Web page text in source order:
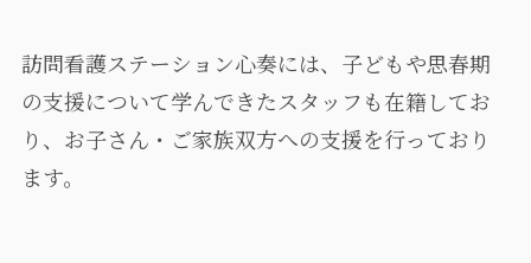
訪問看護ステーション心奏には、子どもや思春期
の支援について学んできたスタッフも在籍してお
り、お子さん・ご家族双方への支援を行っており
ます。